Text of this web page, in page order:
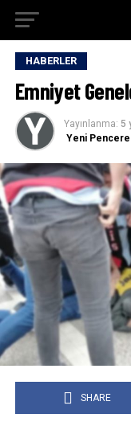
HABERLER
Emniyet
Yayınlanma: 5
Yeni Pencere
SHARE